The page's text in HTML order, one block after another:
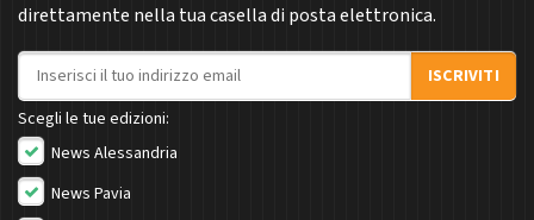
direttamente nella tua casella di posta elettronica.
Indirizzo email
ISCRIVITI
Scegli le tue edizioni:
News Alessandria
News Pavia